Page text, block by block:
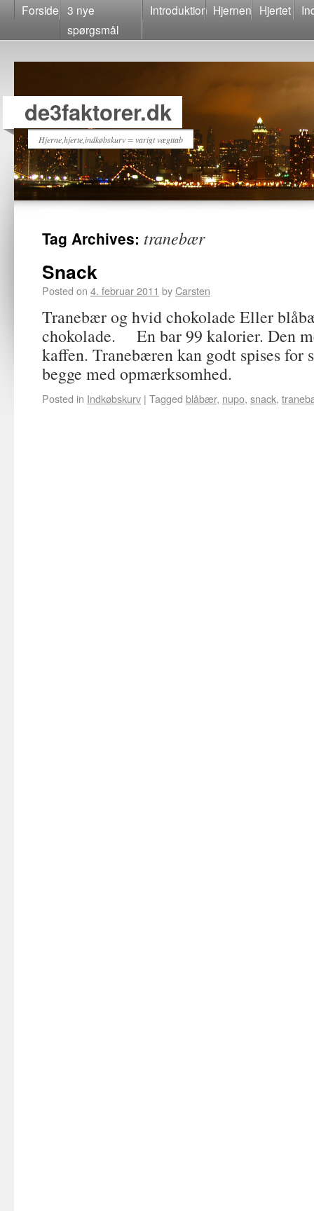
Forside 3 nye
spørgsmål
Introduktion Hjernen Hjertet
de3faktorer.dk
Hjerne,hjerte,indkøbskurv = varigt vægttab
Tag Archives: tranebær
Snack
Posted on 4. februar 2011 byCarsten
Tranebær og hvid chokolade Eller
chokolade. En bar 99 kalorier. Den
kaffen. Tranebæren kan godt spises for
begge med opmærksomhed.
Posted in Indkøbskurv | Tagged blåbær, nupo, snack,